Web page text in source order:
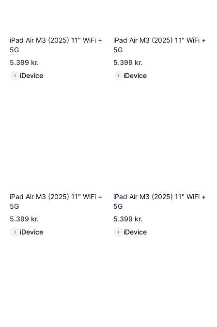
iPad Air M3 (2025) 11" WiFi +
5G
5.399 kr.
I iDevice
iPad Air M3 (2025) 11" WiFi +
5G
5.399 kr.
I iDevice
iPad Air M3 (2025) 11" WiFi +
5G
5.399 kr.
I iDevice
iPad Air M3 (2025) 11" WiFi +
5G
5.399 kr.
I iDevice